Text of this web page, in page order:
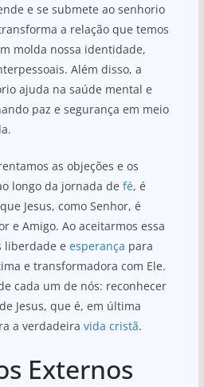
e se submete ao senhorio
a relação que temos
molda nossa identidade,
Além disso, a
ajuda na saúde mental e
paz e segurança em meio
as objeções e os
longo da jornada de fé, é
Jesus, como Senhor, é
e Amigo. Ao aceitarmos essa
liberdade e esperança para
e transformadora com Ele.
cada um de nós: reconhecer
Jesus, que é, em última
a verdadeira vida cristã.
Externos